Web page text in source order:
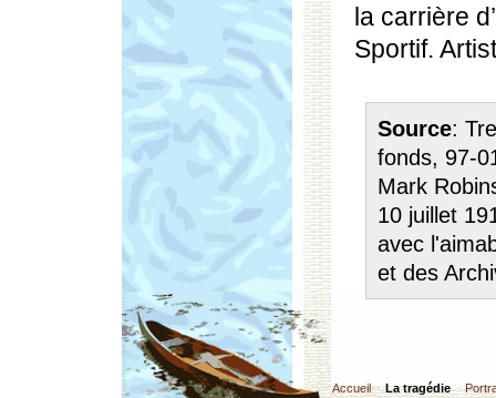
la carrière
Sportif.
Source:
fonds, 97-
Mark
10 juillet
avec
et des
Accueil La tragédie